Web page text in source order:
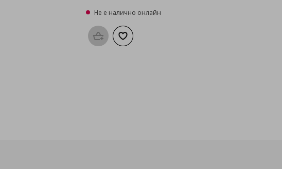
Не е налично онлайн
Προσθήκη στο καλάθι
Добави към списъка с любими